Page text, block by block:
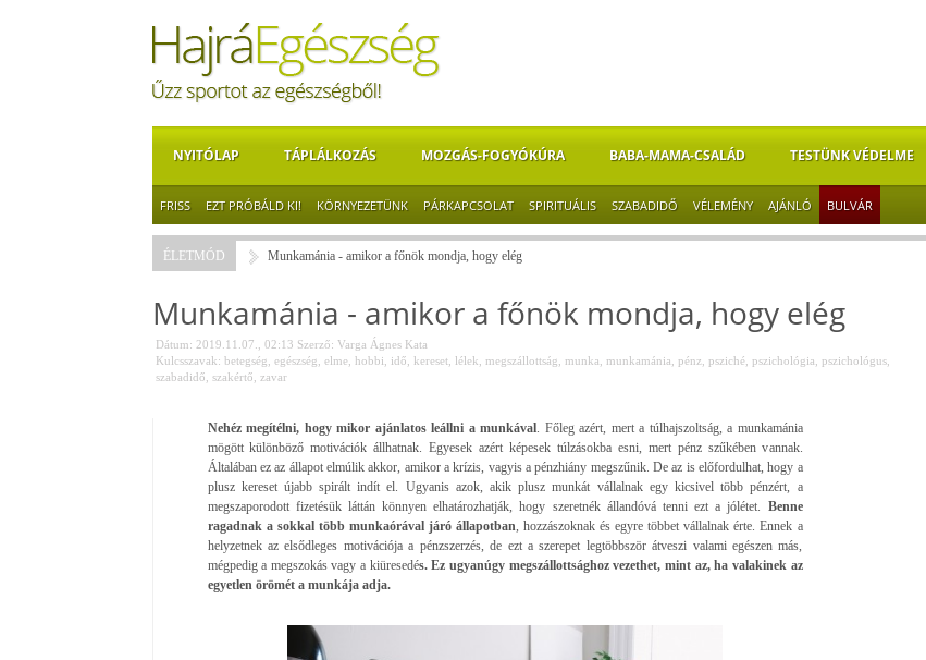
NYITÓLAP TÁPLÁLKOZÁS MOZGÁS-FOGYÓKÚRA BABA-MAMA-CSALÁD TESTÜNK VÉDELME
FRISS EZT PRÓBÁLD KI! KÖRNYEZETÜNK PÁRKAPCSOLAT SPIRITUÁLIS SZABADIDŐ VÉLEMÉNY AJÁNLÓ BULVÁR
ÉLETMÓD Munkamánia - amikor a főnök mondja, hogy elég
Munkamánia - amikor a főnök mondja, hogy elég
Dátum: 2019.11.07., 02:13 Szerző: Varga Ágnes Kata
Kulcsszavak: betegség egészség elme, hobbi idő kereset, lélek megszállottság munka munkamánia pénz psziché, pszichológia pszichológus,
szabadidő szakértő zavar
Nehéz megítélni, hogy mikor ajánlatos leállni a munkával . Főleg azért, mert a túlhajszoltság, a munkamánia
mögött különböző motivációk állhatnak. Egyesek azért képesek túlzásokba esni, mert pénz szűkében vannak.
Általában ez az állapot elmúlik akkor, amikor a krízis, vagyis a pénzhiány megszűnik. De az is előfordulhat, hogy a
plusz kereset újabb spirált indít el. Ugyanis azok, akik plusz munkát vállalnak egy kicsivel több pénzért, a
megszaporodott fizetésük láttán könnyen elhatározhatják, hogy szeretnék állandóvá tenni ezt a jólétet. Benne
ragadnak a sokkal több munkaórával járó állapotban , hozzászoknak és egyre többet vállalnak érte. Ennek a
helyzetnek az elsődleges motivációja a pénzszerzés, de ezt a szerepet legtöbbször átveszi valami egészen más,
mégpedig a megszokás vagy a kiüresedés. Ez ugyanúgy megszállottsághoz vezethet, mint az, ha valakinek az
egyetlen örömét a munkája adja.